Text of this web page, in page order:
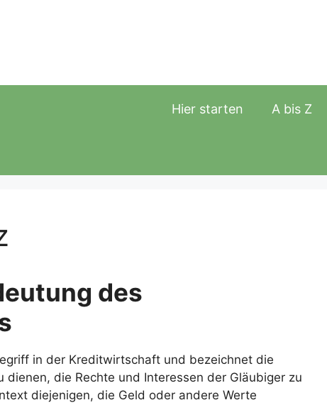
Hier starten A bis Z
des
in der Kreditwirtschaft und bezeichnet die
dienen, die Rechte und Interessen der Gläubiger zu
diejenigen, die Geld oder andere Werte